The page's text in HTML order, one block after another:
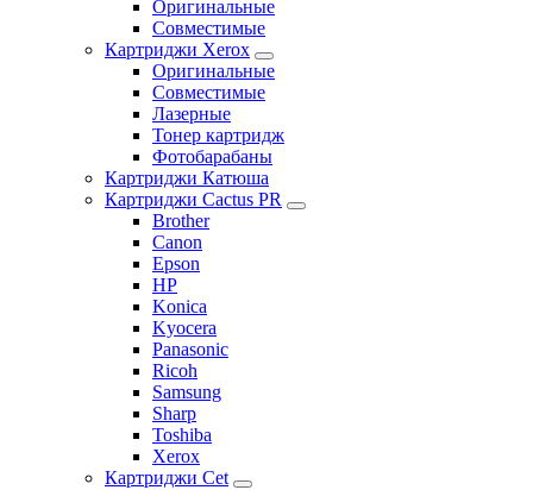
Оригинальные
Совместимые
Картриджи Xerox
Оригинальные
Совместимые
Лазерные
Тонер картридж
Фотобарабаны
Картриджи Катюша
Картриджи Cactus PR
Brother
Canon
Epson
HP
Konica
Kyocera
Panasonic
Ricoh
Samsung
Sharp
Toshiba
Xerox
Картриджи Cet